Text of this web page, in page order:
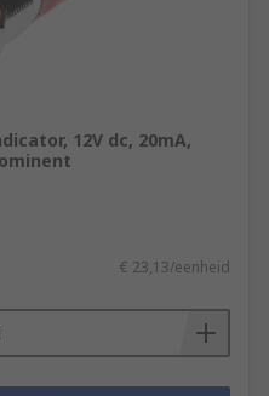
12V dc, 20mA,
€ 23,13/eenheid